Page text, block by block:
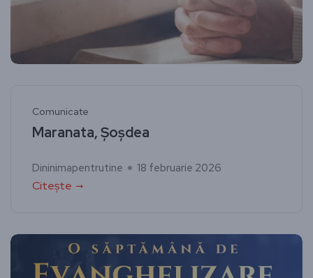
Comunicate
Maranata, Șoșdea
Dininimapentrutine 18 februarie 2026
Citește